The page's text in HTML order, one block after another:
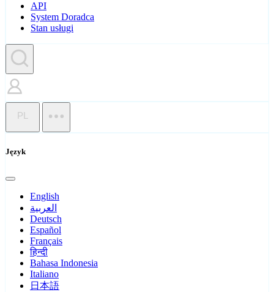
API
System Doradca
Stan usługi
PL
Język
English
العربية
Deutsch
Español
Français
हिन्दी
Bahasa Indonesia
Italiano
日本語